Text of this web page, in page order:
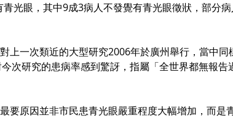
光眼，其中9成3病人不發覺有青光眼徵狀，部分
上一次類近的大型研究2006年於廣州舉行，當中同
次研究的患病率感到驚訝，指屬「全世界都無報告
要原因並非市民患青光眼嚴重程度大幅增加，而是